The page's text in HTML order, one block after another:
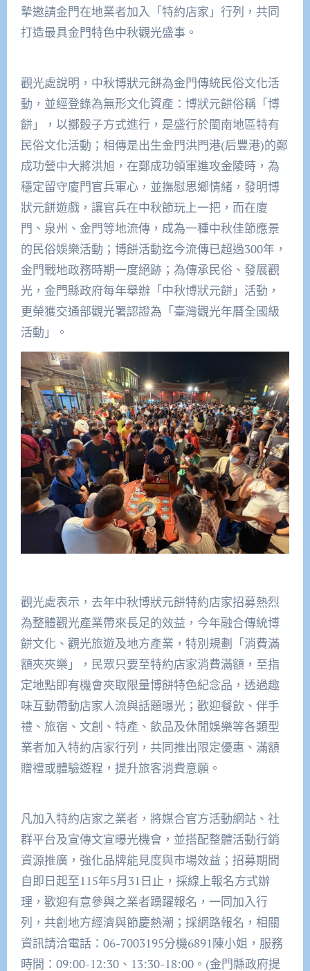
摯邀請金門在地業者加入「特約店家」行列，共同
打造最具金門特色中秋觀光盛事。
觀光處說明，中秋博狀元餅為金門傳統民俗文化活
動，並經登錄為無形文化資產：博狀元餅俗稱「博
餅」，以擲骰子方式進行，是盛行於閩南地區特有
民俗文化活動；相傳是出生金門洪門港(后豐港)的鄭
成功營中大將洪旭，在鄭成功領軍進攻金陵時，為
穩定留守廈門官兵軍心，並撫慰思鄉情緒，發明博
狀元餅遊戲，讓官兵在中秋節玩上一把，而在廈
門、泉州、金門等地流傳，成為一種中秋佳節應景
的民俗娛樂活動；博餅活動迄今流傳已超過300年，
金門戰地政務時期一度絕跡；為傳承民俗、發展觀
光，金門縣政府每年舉辦「中秋博狀元餅」活動，
更榮獲交通部觀光署認證為「臺灣觀光年曆全國級
活動」。
觀光處表示，去年中秋博狀元餅特約店家招募熱烈
為整體觀光產業帶來長足的效益，今年融合傳統博
餅文化、觀光旅遊及地方產業，特別規劃「消費滿
額夾夾樂」，民眾只要至特約店家消費滿額，至指
定地點即有機會夾取限量博餅特色紀念品，透過趣
味互動帶動店家人流與話題曝光；歡迎餐飲、伴手
禮、旅宿、文創、特產、飲品及休閒娛樂等各類型
業者加入特約店家行列，共同推出限定優惠、滿額
贈禮或體驗遊程，提升旅客消費意願。
凡加入特約店家之業者，將媒合官方活動網站、社
群平台及宣傳文宣曝光機會，並搭配整體活動行銷
資源推廣，強化品牌能見度與市場效益；招募期間
自即日起至115年5月31日止，採線上報名方式辦
理，歡迎有意參與之業者踴躍報名，一同加入行
列，共創地方經濟與節慶熱潮；採網路報名，相關
資訊請洽電話：06-7003195分機6891陳小姐，服務
時間：09:00-12:30、13:30-18:00。(金門縣政府提